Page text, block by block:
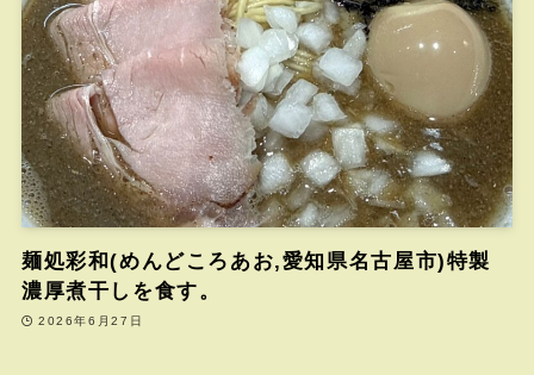
麺処彩和(めんどころあお,愛知県名古屋市)特製
濃厚煮干しを食す。
2026年6月27日